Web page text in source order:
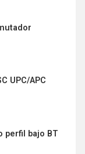
UPC/APC
perfil bajo BT